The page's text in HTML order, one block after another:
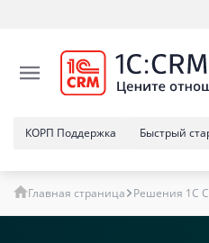
Быстрый
КОРП Поддержка
Главная страница Решения 1C